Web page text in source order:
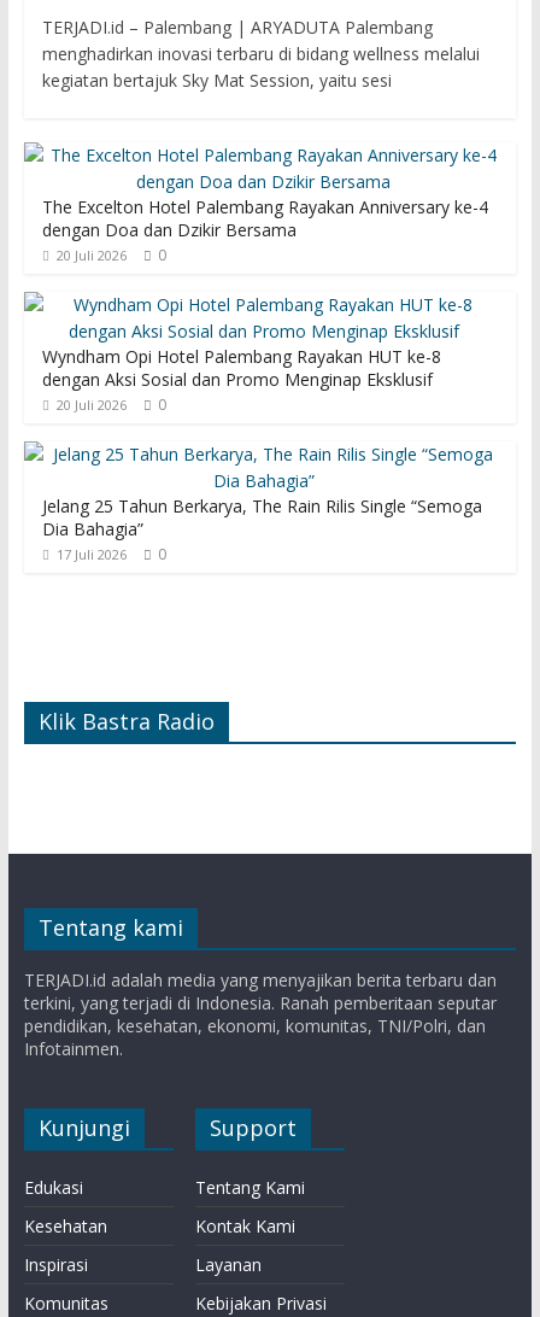
TERJADI.id – Palembang | ARYADUTA Palembang
menghadirkan inovasi terbaru di bidang wellness melalui
kegiatan bertajuk Sky Mat Session, yaitu sesi
The Excelton Hotel Palembang Rayakan Anniversary ke-4
dengan Doa dan Dzikir Bersama
20 Juli 2026 0
Wyndham Opi Hotel Palembang Rayakan HUT ke-8
dengan Aksi Sosial dan Promo Menginap Eksklusif
20 Juli 2026 0
Jelang 25 Tahun Berkarya, The Rain Rilis Single “Semoga
Dia Bahagia”
17 Juli 2026 0
Klik Bastra Radio
Tentang kami
TERJADI.id adalah media yang menyajikan berita terbaru dan
terkini, yang terjadi di Indonesia. Ranah pemberitaan seputar
pendidikan, kesehatan, ekonomi, komunitas, TNI/Polri, dan
Infotainmen.
Kunjungi
Edukasi
Kesehatan
Inspirasi
Komunitas
Support
Tentang Kami
Kontak Kami
Layanan
Kebijakan Privasi